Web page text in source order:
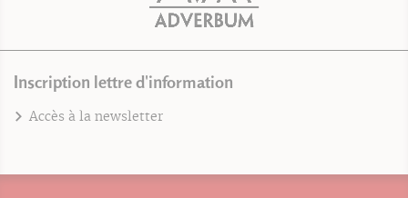
Inscription lettre d'information
Accès à la newsletter